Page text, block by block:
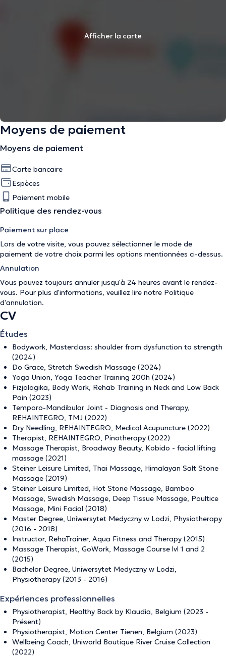
Afficher la carte
Moyens de paiement
Moyens de paiement
Carte bancaire
Espèces
Paiement mobile
Politique des rendez-vous
Paiement sur place
Lors de votre visite, vous pouvez sélectionner le mode de
paiement de votre choix parmi les options mentionnées ci-dessus.
Annulation
Vous pouvez toujours annuler jusqu'à 24 heures avant le rendez-
vous. Pour plus d'informations, veuillez lire notre Politique
d'annulation.
CV
Études
Bodywork, Masterclass: shoulder from dysfunction to strength
(2024)
Do Grace, Stretch Swedish Massage (2024)
Yoga Union, Yoga Teacher Training 200h (2024)
Fizjologika, Body Work, Rehab Training in Neck and Low Back
Pain (2023)
Temporo-Mandibular Joint - Diagnosis and Therapy,
REHAINTEGRO, TMJ (2022)
Dry Needling, REHAINTEGRO, Medical Acupuncture (2022)
Therapist, REHAINTEGRO, Pinotherapy (2022)
Massage Therapist, Broadway Beauty, Kobido - facial lifting
massage (2021)
Steiner Leisure Limited, Thai Massage, Himalayan Salt Stone
Massage (2019)
Steiner Leisure Limited, Hot Stone Massage, Bamboo
Massage, Swedish Massage, Deep Tissue Massage, Poultice
Massage, Mini Facial (2018)
Master Degree, Uniwersytet Medyczny w Lodzi, Physiotherapy
(2016 - 2018)
Instructor, RehaTrainer, Aqua Fitness and Therapy (2015)
Massage Therapist, GoWork, Massage Course lvl 1 and 2
(2015)
Bachelor Degree, Uniwersytet Medyczny w Lodzi,
Physiotherapy (2013 - 2016)
Expériences professionnelles
Physiotherapist, Healthy Back by Klaudia, Belgium (2023 -
Présent)
Physiotherapist, Motion Center Tienen, Belgium (2023)
Wellbeing Coach, Uniworld Boutique River Cruise Collection
(2022)